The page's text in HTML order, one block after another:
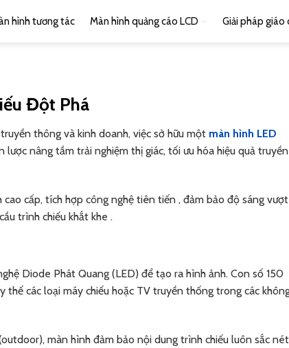
hình tương tác Màn hình quảng cáo LCD Giải pháp giáo
Đột Phá
thông và kinh doanh, việc sở hữu một màn hình LED
nâng tầm trải nghiệm thị giác, tối ưu hóa hiệu quả truyền
cấp, tích hợp công nghệ tiên tiến , đảm bảo độ sáng vượt
trình chiếu khắt khe .
Diode Phát Quang (LED) để tạo ra hình ảnh. Con số 150
các loại máy chiếu hoặc TV truyền thống trong các
màn hình đảm bảo nội dung trình chiếu luôn sắc